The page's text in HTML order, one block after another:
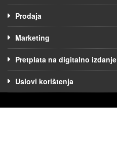
Prodaja
Marketing
Pretplata na digitalno izdanje
Uslovi korištenja